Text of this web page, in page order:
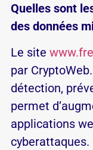
Quelles sont
des données
Le site
par
détection,
permet
applications
cyberattaques.